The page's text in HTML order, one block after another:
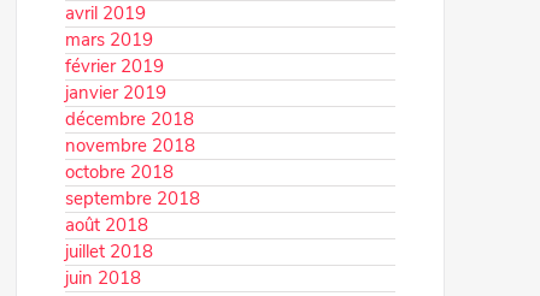
avril 2019
mars 2019
février 2019
janvier 2019
décembre 2018
novembre 2018
octobre 2018
septembre 2018
août 2018
juillet 2018
juin 2018